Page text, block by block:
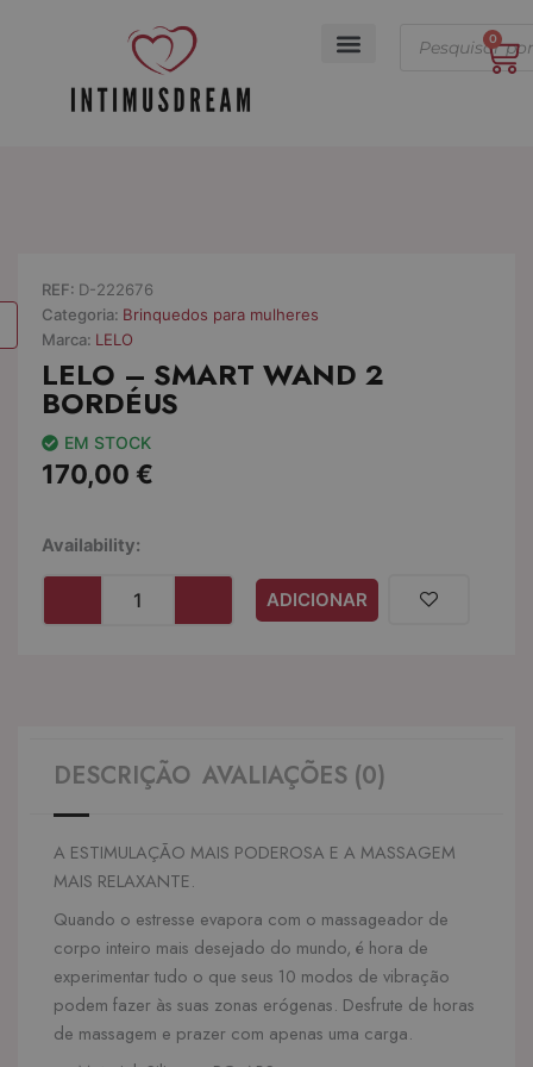
search
0
REF: D-222676
Categoria: Brinquedos para mulheres
Marca: LELO
LELO – SMART WAND 2
BORDÉUS
EM STOCK
170,00 €
Availability:Quantidade
LELO
ADICIONAR
DESCRIÇÃO AVALIAÇÕES (0)
A ESTIMULAÇÃO MAIS PODEROSA E A MASSAGEM
MAIS RELAXANTE.
Quando o estresse evapora com o massageador de
corpo inteiro mais desejado do mundo, é hora de
experimentar tudo o que seus 10 modos de vibração
podem fazer às suas zonas erógenas. Desfrute de horas
de massagem e prazer com apenas uma carga.